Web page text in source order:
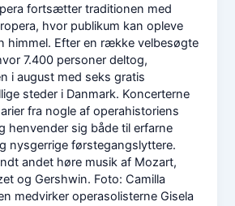
fortsætter traditionen med
hvor publikum kan opleve
himmel. Efter en række velbesøgte
7.400 personer deltog,
i august med seks gratis
steder i Danmark. Koncerterne
fra nogle af operahistoriens
henvender sig både til erfarne
nysgerrige førstegangslyttere.
andet høre musik af Mozart,
og Gershwin. Foto: Camilla
medvirker operasolisterne Gisela